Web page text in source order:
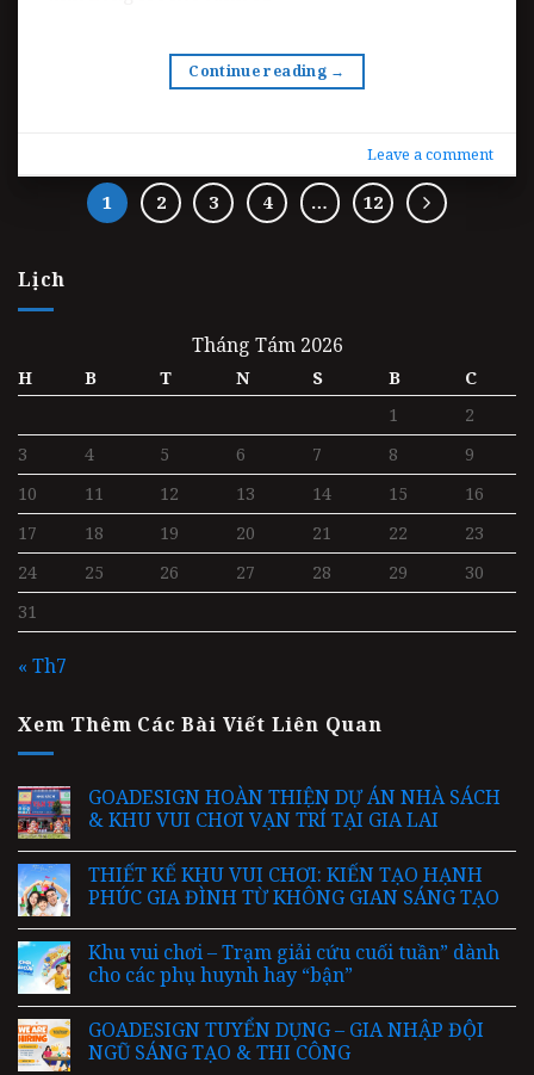
Continue reading →
Leave a comment
1 2 3 4 … 12
Lịch
Tháng Tám 2026
H B T N S B
C
1
2
3
4 5 6 7 8
9
10
11 12 13 14 15
16
17
18 19 20 21 22
23
24
25 26 27 28 29
30
31
« Th7
Xem Thêm Các Bài Viết Liên Quan
GOADESIGN HOÀN THIỆN DỰ ÁN NHÀ SÁCH
& KHU VUI CHƠI VẠN TRÍ TẠI GIA LAI
THIẾT KẾ KHU VUI CHƠI: KIẾN TẠO HẠNH
PHÚC GIA ĐÌNH TỪ KHÔNG GIAN SÁNG TẠO
Khu vui chơi – Trạm giải cứu cuối tuần” dành
cho các phụ huynh hay “bận”
GOADESIGN TUYỂN DỤNG – GIA NHẬP ĐỘI
NGŨ SÁNG TẠO & THI CÔNG